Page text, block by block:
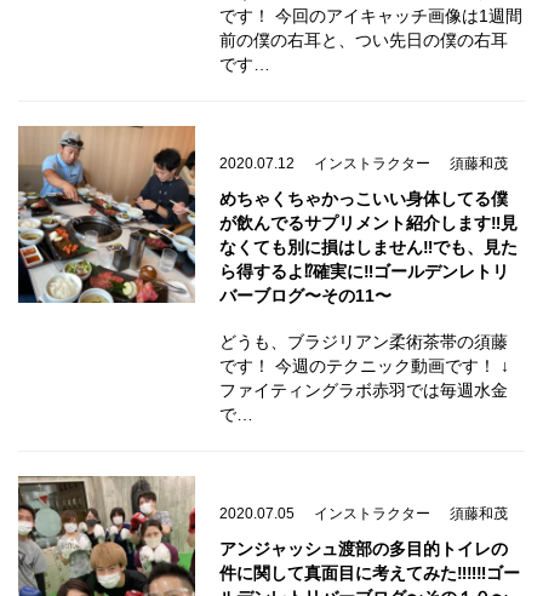
です！ 今回のアイキャッチ画像は1週間
前の僕の右耳と、つい先日の僕の右耳
です…
2020.07.12 インストラクター 須藤和茂
めちゃくちゃかっこいい身体してる僕
が飲んでるサプリメント紹介します‼️見
なくても別に損はしません‼️でも、見た
ら得するよ⁉️確実に‼️ゴールデンレトリ
バーブログ〜その11〜
どうも、ブラジリアン柔術茶帯の須藤
です！ 今週のテクニック動画です！ ↓
ファイティングラボ赤羽では毎週水金
で…
2020.07.05 インストラクター 須藤和茂
アンジャッシュ渡部の多目的トイレの
件に関して真面目に考えてみた‼️‼️‼️ゴー